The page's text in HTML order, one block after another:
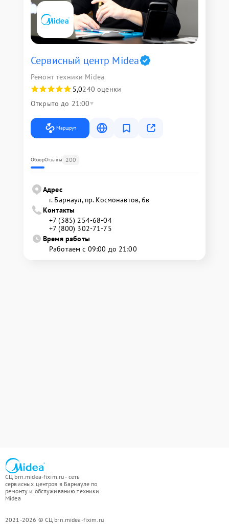
Сервисный центр Midea
Ремонт техники Midea
5,0240 оценки
Открыто до 21:00
Маршрут
ОбзорОтзывы 200
Адрес
г. Барнаул, ​пр. Космонавтов, 6в
Контакты
+7 (385) 254-68-04
+7 (800) 302-71-75
Время работы
Работаем с 09:00 до 21:00
СЦ brn.midea-fixim.ru - сеть
сервисных центров в Барнауле по
ремонту и обслуживанию техники
Midea
2021-2026 © СЦ brn.midea-fixim.ru